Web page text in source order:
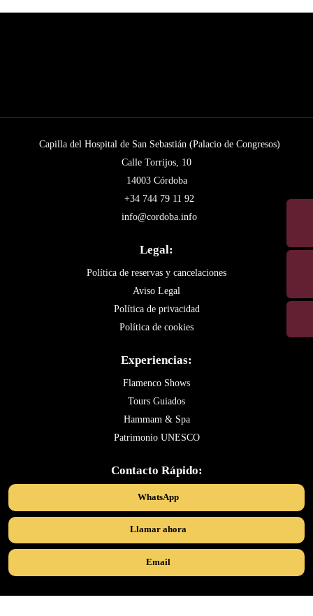
Capilla del Hospital de San Sebastián (Palacio de Congresos)
Calle Torrijos, 10
14003 Córdoba
+34 744 79 11 92
info@cordoba.info
Legal:
Política de reservas y cancelaciones
Aviso Legal
Política de privacidad
Política de cookies
Experiencias:
Flamenco Shows
Tours Guiados
Hammam & Spa
Patrimonio UNESCO
Contacto Rápido:
WhatsApp
Llamar ahora
Email